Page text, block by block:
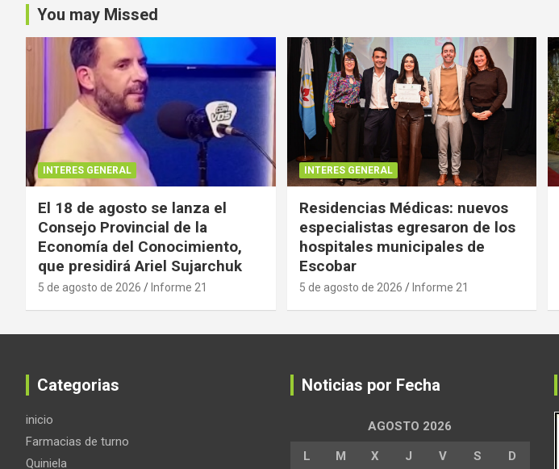
You may Missed
INTERES GENERAL
El 18 de agosto se lanza el
Consejo Provincial de la
Economía del Conocimiento,
que presidirá Ariel Sujarchuk
5 de agosto de 2026 Informe 21
INTERES GENERAL
Residencias Médicas: nuevos
especialistas egresaron de los
hospitales municipales de
Escobar
5 de agosto de 2026 Informe 21
Categorias
inicio
Farmacias de turno
Quiniela
Noticias por Fecha
AGOSTO 2026
L M X J V S D